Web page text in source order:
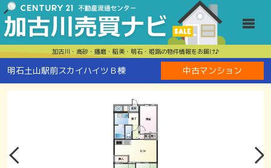
加古川・高砂・播磨・稲美・明石・姫路の物件情報をお届け♪
明石土山駅前スカイハイツＢ棟 中古マンション